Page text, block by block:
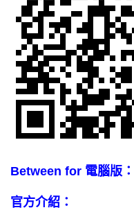
Between for 電腦版：
官方介紹：